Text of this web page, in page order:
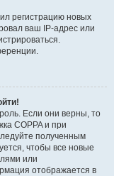
регистрацию новых
ваш IP-адрес или
Если они верны, то
COPPA и при
полученным
чтобы все новые
или
отображается в